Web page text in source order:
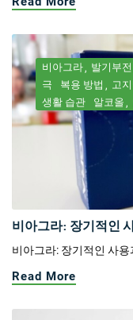
비아그라 발기부전
극
복용 방법 고
생활 습관
알코올
비아그라: 장기적인
비아그라: 장기적인 사
Read More